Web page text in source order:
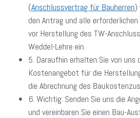
(Anschlussvertrag für Bauherren)
den Antrag und alle
vor Herstellung des TW-
Weddel-Lehre ein.
5. Daraufhin erhalten Sie von uns
Kostenangebot für die
die Abrechnung des
6. Wichtig: Senden Sie uns die
und vereinbaren Sie einen Bau-